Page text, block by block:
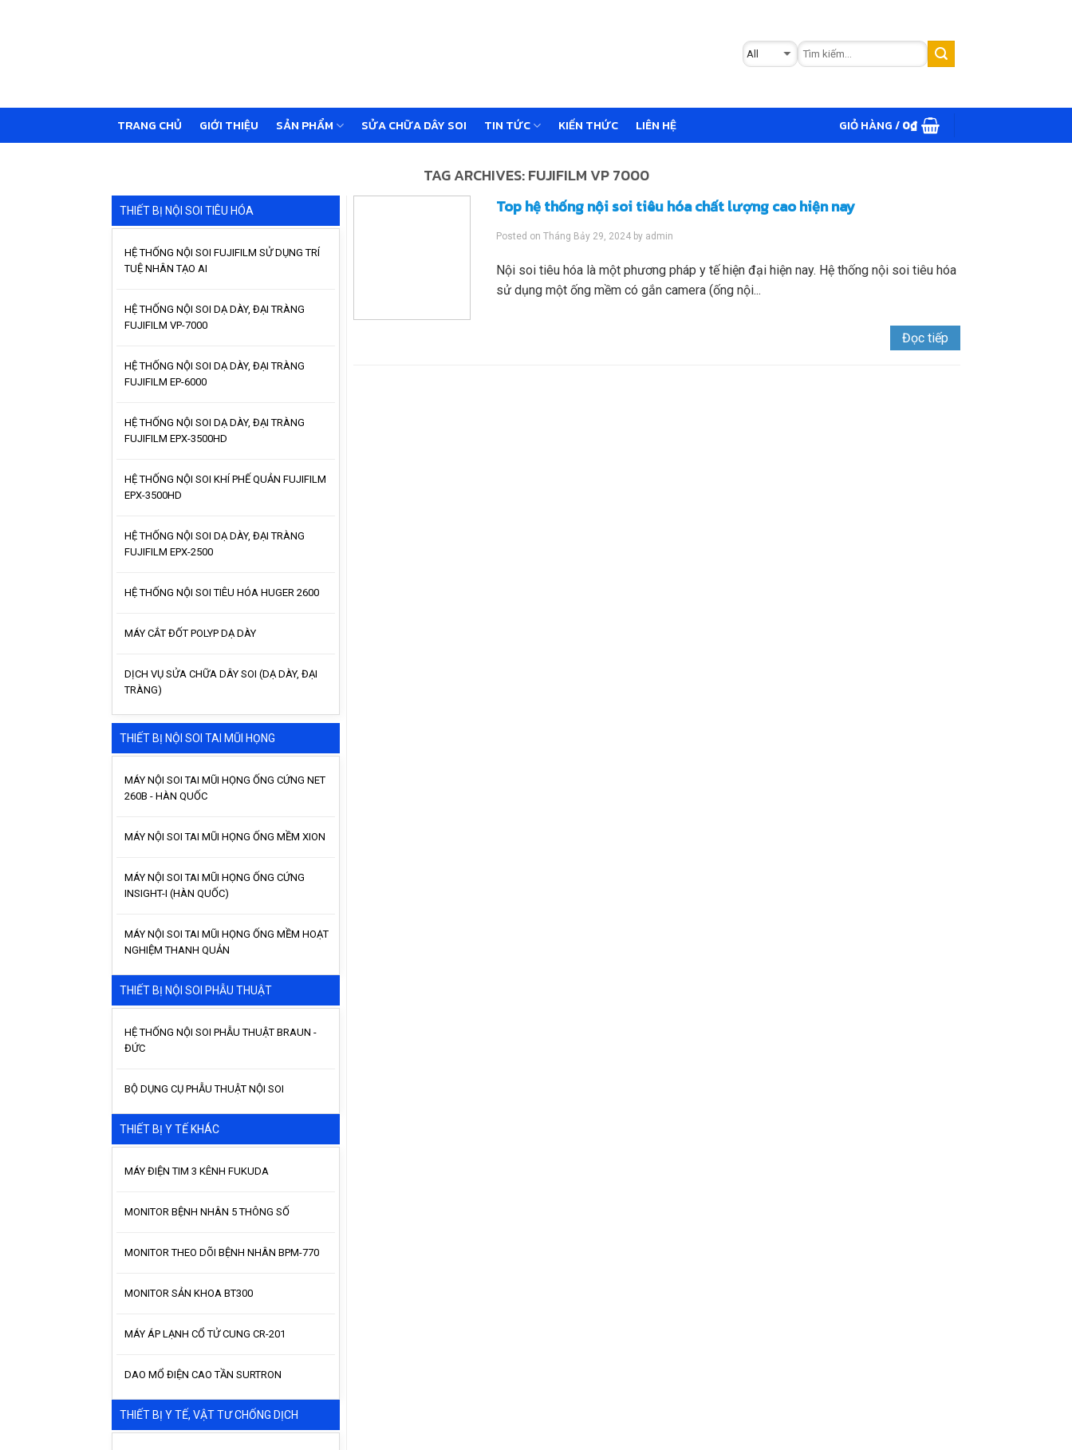
TRANG CHỦ GIỚI THIỆU SẢN PHẨM SỬA CHỮA DÂY SOI TIN TỨC KIẾN THỨC LIÊN HỆ GIỎ HÀNG /0₫
TAG ARCHIVES:FUJIFILM VP 7000
THIẾT BỊ NỘI SOI TIÊU HÓA
HỆ THỐNG NỘI SOI FUJIFILM SỬ DỤNG TRÍ
TUỆ NHÂN TẠO AI
HỆ THỐNG NỘI SOI DẠ DÀY, ĐẠI TRÀNG
FUJIFILM VP-7000
HỆ THỐNG NỘI SOI DẠ DÀY, ĐẠI TRÀNG
FUJIFILM EP-6000
HỆ THỐNG NỘI SOI DẠ DÀY, ĐẠI TRÀNG
FUJIFILM EPX-3500HD
HỆ THỐNG NỘI SOI KHÍ PHẾ QUẢN FUJIFILM
EPX-3500HD
HỆ THỐNG NỘI SOI DẠ DÀY, ĐẠI TRÀNG
FUJIFILM EPX-2500
HỆ THỐNG NỘI SOI TIÊU HÓA HUGER 2600
MÁY CẮT ĐỐT POLYP DẠ DÀY
DỊCH VỤ SỬA CHỮA DÂY SOI (DẠ DÀY, ĐẠI
TRÀNG)
THIẾT BỊ NỘI SOI TAI MŨI HỌNG
MÁY NỘI SOI TAI MŨI HỌNG ỐNG CỨNG NET
260B - HÀN QUỐC
MÁY NỘI SOI TAI MŨI HỌNG ỐNG MỀM XION
MÁY NỘI SOI TAI MŨI HỌNG ỐNG CỨNG
INSIGHT-I (HÀN QUỐC)
MÁY NỘI SOI TAI MŨI HỌNG ỐNG MỀM HOẠT
NGHIỆM THANH QUẢN
THIẾT BỊ NỘI SOI PHẪU THUẬT
HỆ THỐNG NỘI SOI PHẪU THUẬT BRAUN -
ĐỨC
BỘ DỤNG CỤ PHẪU THUẬT NỘI SOI
THIẾT BỊ Y TẾ KHÁC
MÁY ĐIỆN TIM 3 KÊNH FUKUDA
MONITOR BỆNH NHÂN 5 THÔNG SỐ
MONITOR THEO DÕI BỆNH NHÂN BPM-770
MONITOR SẢN KHOA BT300
MÁY ÁP LẠNH CỔ TỬ CUNG CR-201
DAO MỔ ĐIỆN CAO TẦN SURTRON
THIẾT BỊ Y TẾ, VẬT TƯ CHỐNG DỊCH
Top hệ thống nội soi tiêu hóa chất lượng cao hiện nay
Posted onTháng Bảy 29, 2024 by admin
Nội soi tiêu hóa là một phương pháp y tế hiện đại hiện nay. Hệ thống nội soi tiêu hóa
sử dụng một ống mềm có gắn camera (ống nội...
Đọc tiếp